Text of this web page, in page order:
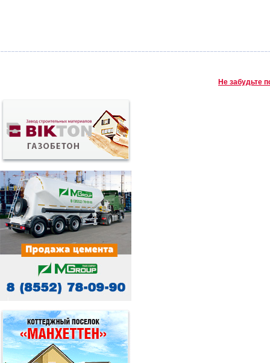
Не забудьте